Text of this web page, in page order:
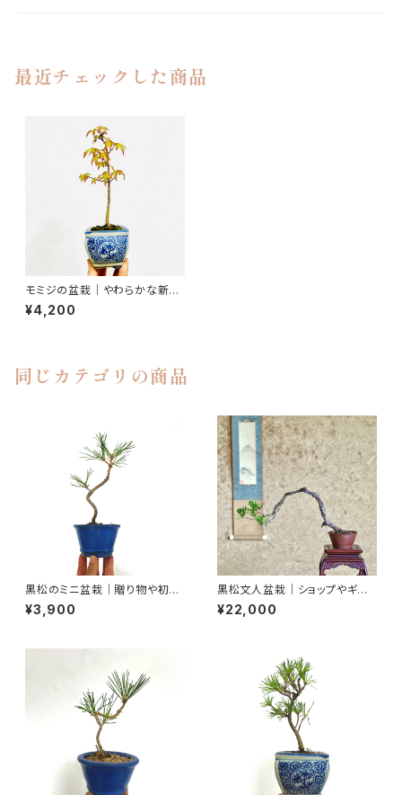
最近チェックした商品
モミジの盆栽｜やわらかな新緑
を楽しむ一点物｜高さ約26cm
¥4,200
同じカテゴリの商品
黒松のミニ盆栽｜贈り物や初心
者さん向け｜高さ約25cm
¥3,900
黒松文人盆栽｜ショップやギャラ
リーの空間演出に｜高さ約25c
m
¥22,000